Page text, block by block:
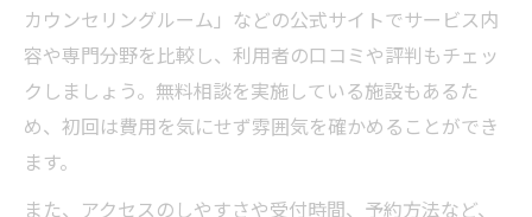
カウンセリングルーム」などの公式サイトでサービス内
容や専門分野を比較し、利用者の口コミや評判もチェッ
クしましょう。無料相談を実施している施設もあるた
め、初回は費用を気にせず雰囲気を確かめることができ
ます。
また、アクセスのしやすさや受付時間、予約方法など、